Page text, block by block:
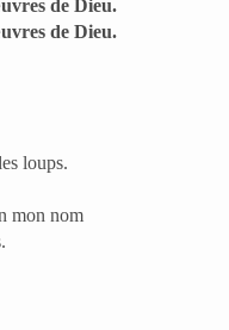
de Dieu.
de Dieu.
loups.
mon nom